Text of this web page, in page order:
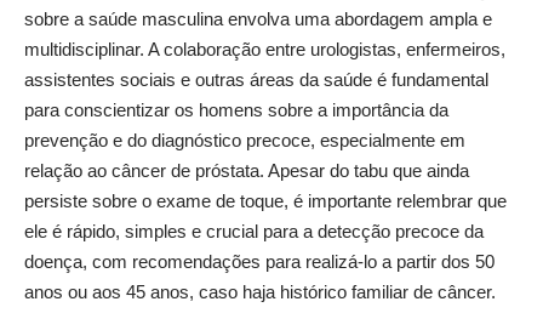
sobre a saúde masculina envolva uma abordagem ampla e
multidisciplinar. A colaboração entre urologistas, enfermeiros,
assistentes sociais e outras áreas da saúde é fundamental
para conscientizar os homens sobre a importância da
prevenção e do diagnóstico precoce, especialmente em
relação ao câncer de próstata. Apesar do tabu que ainda
persiste sobre o exame de toque, é importante relembrar que
ele é rápido, simples e crucial para a detecção precoce da
doença, com recomendações para realizá-lo a partir dos 50
anos ou aos 45 anos, caso haja histórico familiar de câncer.